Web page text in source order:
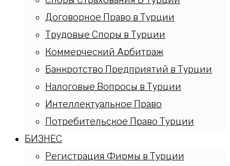
Договорное Право в Турции
Трудовые Споры в Турции
Коммерческий Арбитраж
Банкротство Предприятий в Турции
Налоговые Вопросы в Турции
Интеллектуальное Право
Потребительское Право Турции
БИЗНЕС
Регистрация Фирмы в Турции